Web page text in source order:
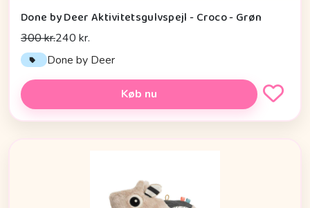
Done by Deer Aktivitetsgulvspejl - Croco - Grøn
300 kr.240 kr.
Done by Deer
Køb nu